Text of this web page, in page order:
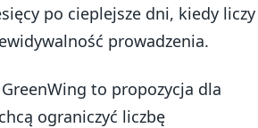
po cieplejsze dni, kiedy liczy
prowadzenia.
to propozycja dla
ograniczyć liczbę